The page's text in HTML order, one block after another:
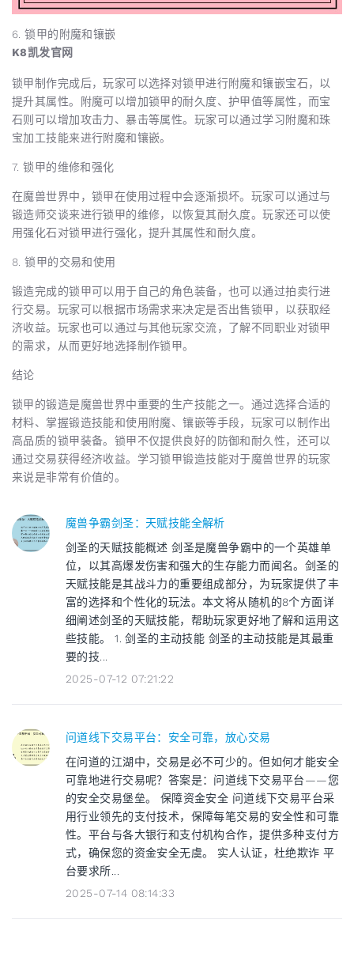
6. 锁甲的附魔和镶嵌
K8凯发官网
锁甲制作完成后，玩家可以选择对锁甲进行附魔和镶嵌宝石，以
提升其属性。附魔可以增加锁甲的耐久度、护甲值等属性，而宝
石则可以增加攻击力、暴击等属性。玩家可以通过学习附魔和珠
宝加工技能来进行附魔和镶嵌。
7. 锁甲的维修和强化
在魔兽世界中，锁甲在使用过程中会逐渐损坏。玩家可以通过与
锻造师交谈来进行锁甲的维修，以恢复其耐久度。玩家还可以使
用强化石对锁甲进行强化，提升其属性和耐久度。
8. 锁甲的交易和使用
锻造完成的锁甲可以用于自己的角色装备，也可以通过拍卖行进
行交易。玩家可以根据市场需求来决定是否出售锁甲，以获取经
济收益。玩家也可以通过与其他玩家交流，了解不同职业对锁甲
的需求，从而更好地选择制作锁甲。
结论
锁甲的锻造是魔兽世界中重要的生产技能之一。通过选择合适的
材料、掌握锻造技能和使用附魔、镶嵌等手段，玩家可以制作出
高品质的锁甲装备。锁甲不仅提供良好的防御和耐久性，还可以
通过交易获得经济收益。学习锁甲锻造技能对于魔兽世界的玩家
来说是非常有价值的。
魔兽争霸剑圣：天赋技能全解析
剑圣的天赋技能概述 剑圣是魔兽争霸中的一个英雄单
位，以其高爆发伤害和强大的生存能力而闻名。剑圣的
天赋技能是其战斗力的重要组成部分，为玩家提供了丰
富的选择和个性化的玩法。本文将从随机的8个方面详
细阐述剑圣的天赋技能，帮助玩家更好地了解和运用这
些技能。 1. 剑圣的主动技能 剑圣的主动技能是其最重
要的技...
2025-07-12 07:21:22
问道线下交易平台：安全可靠，放心交易
在问道的江湖中，交易是必不可少的。但如何才能安全
可靠地进行交易呢？答案是：问道线下交易平台——您
的安全交易堡垒。 保障资金安全 问道线下交易平台采
用行业领先的支付技术，保障每笔交易的安全性和可靠
性。平台与各大银行和支付机构合作，提供多种支付方
式，确保您的资金安全无虞。 实人认证，杜绝欺诈 平
台要求所...
2025-07-14 08:14:33